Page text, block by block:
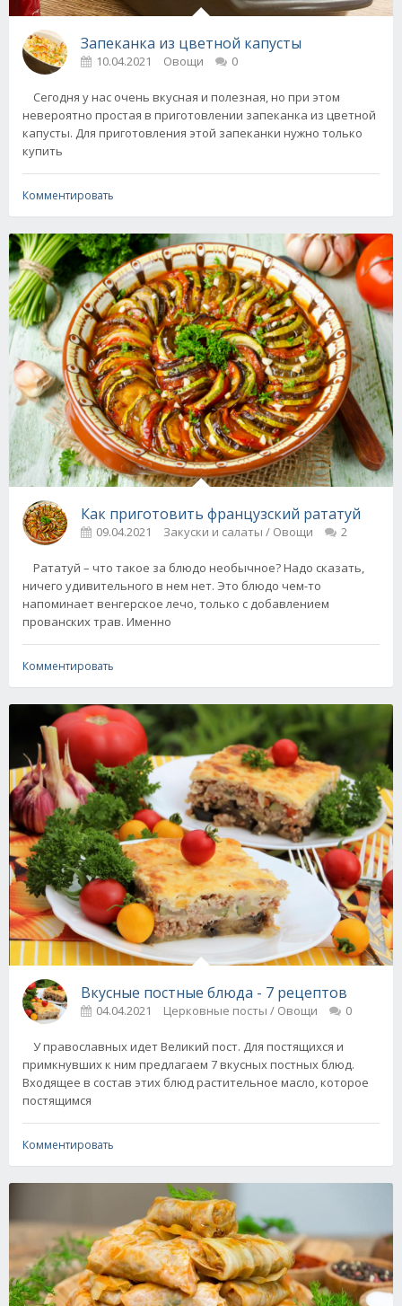
Запеканка из цветной капусты
10.04.2021 Овощи 0
Сегодня у нас очень вкусная и полезная, но при этом
невероятно простая в приготовлении запеканка из цветной
капусты. Для приготовления этой запеканки нужно только
купить
Комментировать
Как приготовить французский рататуй
09.04.2021 Закуски и салаты / Овощи 2
Рататуй – что такое за блюдо необычное? Надо сказать,
ничего удивительного в нем нет. Это блюдо чем-то
напоминает венгерское лечо, только с добавлением
прованских трав. Именно
Комментировать
Вкусные постные блюда - 7 рецептов
04.04.2021 Церковные посты / Овощи 0
примкнувших к ним предлагаем 7 вкусных постных блюд.
Входящее в состав этих блюд растительное масло, которое
постящимся
Комментировать